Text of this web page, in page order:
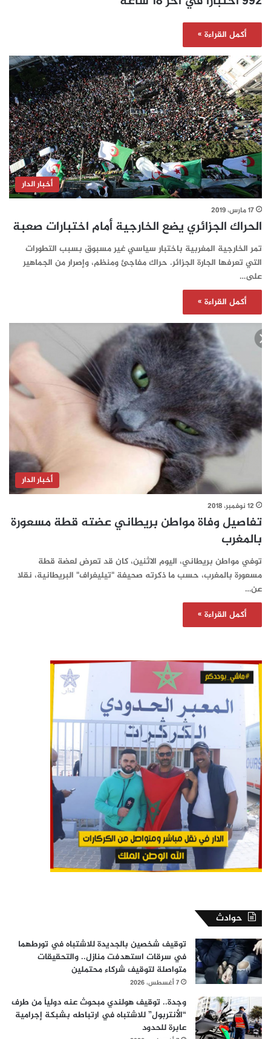
أكمل القراءة »
أخبار الدار
17 مارس، 2019
الحراك الجزائري يضع الخارجية أمام اختبارات صعبة
تمر الخارجية المغربية باختبار سياسي غير مسبوق بسبب التطورات
التي تعرفها الجارة الجزائر. حراك مفاجئ ومنظم، وإصرار من الجماهير
على…
أكمل القراءة »
أخبار الدار
12 نوفمبر، 2018
تفاصيل وفاة مواطن بريطاني عضته قطة مسعورة
بالمغرب
توفي مواطن بريطاني، اليوم الاثنين، كان قد تعرض لعضة قطة
مسعورة بالمغرب، حسب ما ذكرته صحيفة "تيليغراف" البريطانية، نقلا
عن…
أكمل القراءة »
حوادث
توقيف شخصين بالجديدة للاشتباه في تورطهما
في سرقات استهدفت منازل.. والتحقيقات
متواصلة لتوقيف شركاء محتملين
7 أغسطس، 2026
وجدة.. توقيف هولندي مبحوث عنه دولياً من طرف
“الأنتربول” للاشتباه في ارتباطه بشبكة إجرامية
عابرة للحدود